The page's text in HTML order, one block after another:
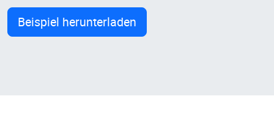
Beispiel herunterladen